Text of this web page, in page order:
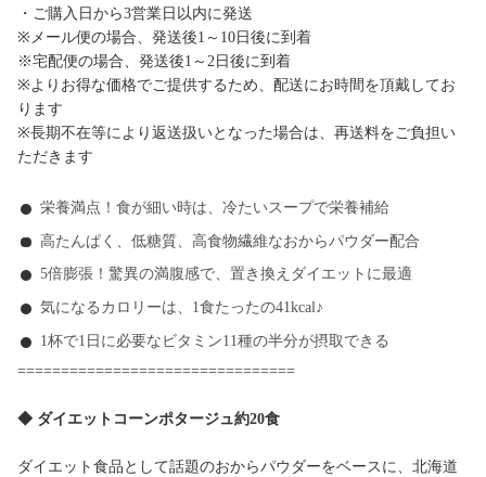
・ご購入日から3営業日以内に発送
※メール便の場合、発送後1～10日後に到着
※宅配便の場合、発送後1～2日後に到着
※よりお得な価格でご提供するため、配送にお時間を頂戴してお
ります
※長期不在等により返送扱いとなった場合は、再送料をご負担い
ただきます
栄養満点！食が細い時は、冷たいスープで栄養補給
高たんぱく、低糖質、高食物繊維なおからパウダー配合
5倍膨張！驚異の満腹感で、置き換えダイエットに最適
気になるカロリーは、1食たったの41kcal♪
1杯で1日に必要なビタミン11種の半分が摂取できる
================================
◆ ダイエットコーンポタージュ約20食
ダイエット食品として話題のおからパウダーをベースに、北海道